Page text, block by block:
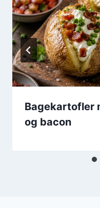
Bagekartofler
og bacon